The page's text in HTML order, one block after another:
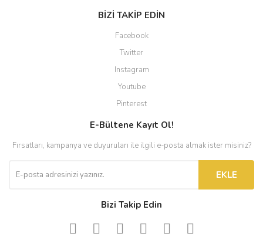
BİZİ TAKİP EDİN
Facebook
Twitter
Instagram
Youtube
Pinterest
E-Bültene Kayıt Ol!
Fırsatları, kampanya ve duyuruları ile ilgili e-posta almak ister misiniz?
EKLE
Bizi Takip Edin